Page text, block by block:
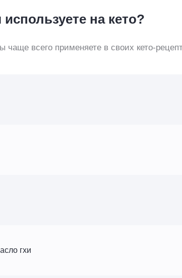
на кето?
всего применяете в своих кето-
гхи